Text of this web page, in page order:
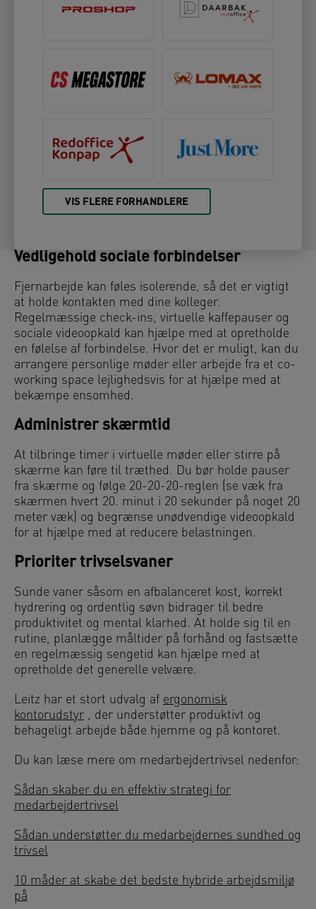
VIS FLERE FORHANDLERE
Vedligehold sociale forbindelser
Fjernarbejde kan føles isolerende, så det er vigtigt
at holde kontakten med dine kolleger.
Regelmæssige check-ins, virtuelle kaffepauser og
sociale videoopkald kan hjælpe med at opretholde
en følelse af forbindelse. Hvor det er muligt, kan du
arrangere personlige møder eller arbejde fra et co-
working space lejlighedsvis for at hjælpe med at
bekæmpe ensomhed.
Administrer skærmtid
At tilbringe timer i virtuelle møder eller stirre på
skærme kan føre til træthed. Du bør holde pauser
fra skærme og følge 20-20-20-reglen (se væk fra
skærmen hvert 20. minut i 20 sekunder på noget 20
meter væk) og begrænse unødvendige videoopkald
for at hjælpe med at reducere belastningen.
Prioriter trivselsvaner
Sunde vaner såsom en afbalanceret kost, korrekt
hydrering og ordentlig søvn bidrager til bedre
produktivitet og mental klarhed. At holde sig til en
rutine, planlægge måltider på forhånd og fastsætte
en regelmæssig sengetid kan hjælpe med at
opretholde det generelle velvære.
Leitz har et stort udvalg af ergonomisk
kontorudstyr , der understøtter produktivt og
behageligt arbejde både hjemme og på kontoret.
Du kan læse mere om medarbejdertrivsel nedenfor:
Sådan skaber du en effektiv strategi for
medarbejdertrivsel
Sådan understøtter du medarbejdernes sundhed og
trivsel
10 måder at skabe det bedste hybride arbejdsmiljø
på